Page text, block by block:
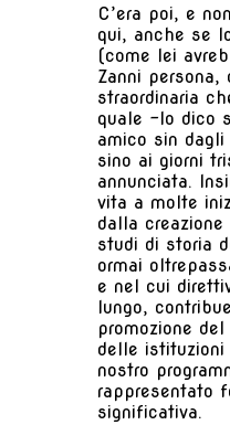
C’era poi, e
qui, anche se
(come lei
Zanni persona,
straordinaria
quale -lo dico
amico sin
sino ai giorni
annunciata.
vita a molte
dalla
studi di storia
ormai
e nel cui
lungo,
promozione
delle
nostro
rappresentato
significativa.